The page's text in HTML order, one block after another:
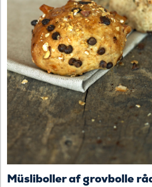
Müsliboller af grovbolle